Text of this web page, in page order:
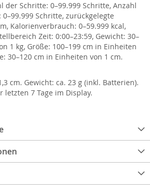
der Schritte: 0–99.999 Schritte, Anzahl
Schritte, zurückgelegte
Kalorienverbrauch: 0–59.999 kcal,
Zeit: 0:00–23:59, Gewicht: 30–
1 kg, Größe: 100–199 cm in Einheiten
30–120 cm in Einheiten von 1 cm.
cm. Gewicht: ca. 23 g (inkl. Batterien).
letzten 7 Tage im Display.